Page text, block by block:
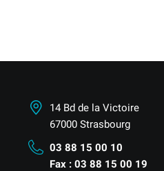
14 Bd de la Victoire
67000 Strasbourg
03 88 15 00 10
Fax : 03 88 15 00 19